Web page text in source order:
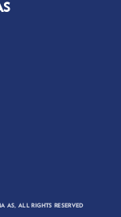
AS, ALL RIGHTS RESERVED